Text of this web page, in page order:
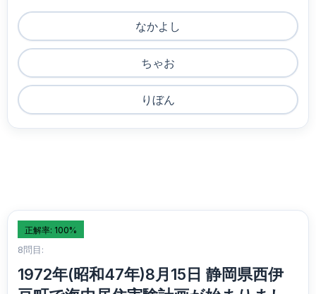
なかよし
ちゃお
りぼん
正解率: 100%
8問目:
1972年(昭和47年)8月15日 静岡県西伊